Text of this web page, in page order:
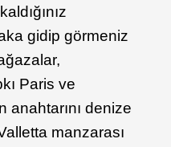
gidip görmeniz
Paris ve
anahtarını denize
manzarası